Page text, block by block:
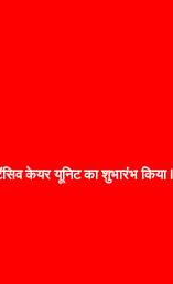
केयर यूनिट का शुभारंभ किया l